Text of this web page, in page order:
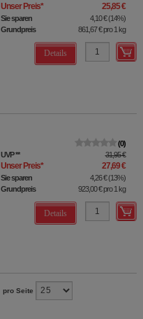
Unser Preis* 25,85 €
Sie sparen 4,10 €(14%)
Grundpreis
861,67 €pro 1 kg
Details
0
UVP** 31,95 €
Unser Preis* 27,69 €
Sie sparen 4,26 €(13%)
Grundpreis
923,00 €pro 1 kg
Details
pro Seite